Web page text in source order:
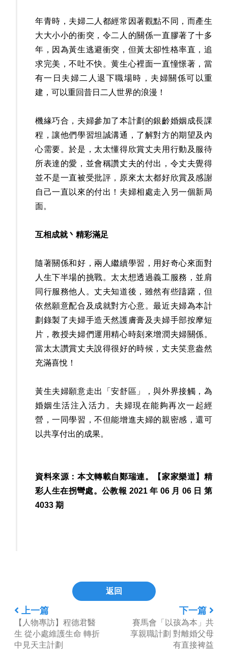
年青時，夫婦二人都經常因著觀點不同，而產生
大大小小的衝突，令二人的關係一直膠著了十多
年，因為黃生逃避衝突，但黃太卻性格率直，追
求完美，不吐不快。黄生心裡面一直憧憬著，當
有一日夫婦二人退下職場時，夫婦關係可以重
建，可以重回昔日二人世界的浪漫！
機緣巧合，夫婦參加了本計劃的銀齡婚姻成長課
程，讓他們學習坦誠溝通，了解對方的期望及內
心需要。於是，太太懂得欣賞丈夫用行動及服待
所表達的愛，並會稱讚丈夫的付出，令丈夫覺得
並不是一直被受批評，原來太太都好欣賞及感謝
自己一直以來的付出！夫婦相處走入另一個新局
面。
互相成就丶精彩滿足
隨著關係和好，兩人繼續學習，用好奇心來面對
人生下半場的挑戰。太太想透過義工服務，並肩
同行服務他人。丈夫知道後，雖然有些躊躇，但
依然願意配合及成就對方心意。最近夫婦為本計
劃錄製了夫婦手造天然護膚膏及夫婦手部按摩短
片，教授夫婦們運用精心時刻來增潤夫婦關係。
當太太讚賞丈夫說得很好的時候，丈夫笑意盎然
充滿喜悅！
黃生夫婦願意走出「安舒區」，與外界接觸，為
婚姻生活注入活力。夫婦現在能夠再次一起經
營，一同學習，不但能增進夫婦的親密感，還可
以共享付出的成果。
資料來源：本文轉載自鄭瑞連。【家家樂道】精
彩人生在拐彎處。公教報 2021 年 06 月 06 日 第
4033 期
上一篇
【人物專訪】程德君醫
生 從小處維護生命 轉折
中見天主計劃
返回
下一篇
賽馬會「以孩為本」共
享親職計劃 對離婚父母
有直接裨益